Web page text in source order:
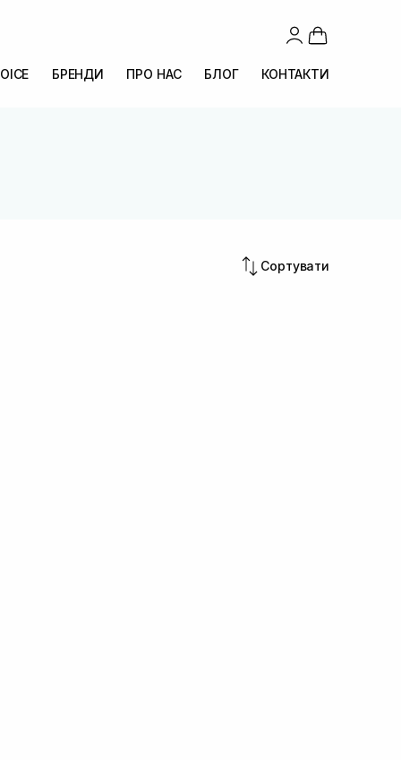
БРЕНДИ ПРО НАС БЛОГ КОНТАКТИ
Сортувати